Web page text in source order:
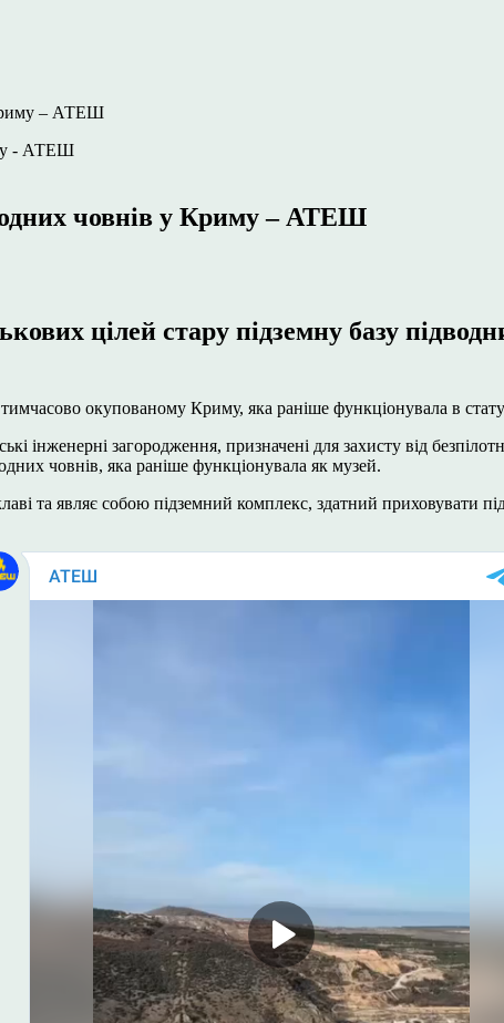
– АТЕШ
човнів у Криму – АТЕШ
цілей стару підземну базу
тимчасово окупованому Криму, яка раніше функціонувала в
інженерні загородження, призначені для захисту від
човнів, яка раніше функціонувала як музей.
та являє собою підземний комплекс, здатний приховувати